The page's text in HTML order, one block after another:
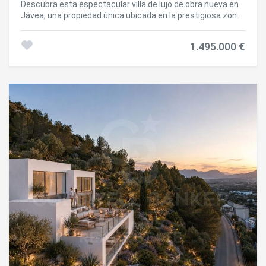
Descubra esta espectacular villa de lujo de obra nueva en
Jávea, una propiedad única ubicada en la prestigiosa zona
privacidad y unas impresionantes vistas abiertas a la
ha sido diseñada para disfrutar al máximo del estilo de vida
acabados de alta calidad y la cuidada arquitectura crean
un ambiente sofisticado y acogedor. La vivienda dispone
de cuatro amplios dormitorios y cuatro baños completos,
ofreciendo una distribución funcional pensada para el
confort de toda la familia. Además, cuenta con una suite
independiente para invitados, perfecta para recibir visitas
con total privacidad o como espacio adicional con
múltiples posibilidades. El corazón de la vivienda se abre
hacia el exterior mediante una impresionante terraza de
aproximadamente 80 m², ideal para disfrutar de comidas
al aire libre, reuniones con familiares y amigos o
simplemente relajarse contemplando el paisaje. La
elegante piscina infinita se integra perfectamente con el
entorno, creando un espacio exclusivo desde el que
disfrutar del clima privilegiado de la Costa Blanca durante
1.495.000 €